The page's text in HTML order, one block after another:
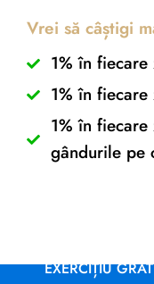
– Vrei
EXERCIȚIU
Vrei să câștigi
1% în
1% în
1% în
gândurile pe